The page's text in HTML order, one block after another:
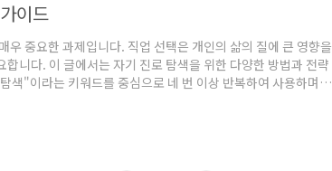
이드
우 중요한 과제입니다. 직업 선택은 개인의 삶의 질에 큰 영향을
합니다. 이 글에서는 자기 진로 탐색을 위한 다양한 방법과 전략
색"이라는 키워드를 중심으로 네 번 이상 반복하여 사용하며,
탐색을 위한 계획 수립실행과 피드백마치며요약 1. 자기 진로